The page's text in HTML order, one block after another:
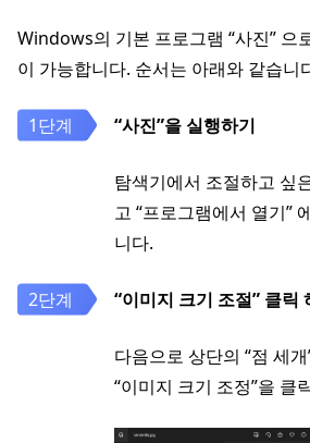
Windows의 기본 프로그램 “사진” 으
이 가능합니다. 순서는 아래와 같습니
“사진”을 실행하기
탐색기에서 조절하고 싶
고 “프로그램에서 열기”
니다.
“이미지 크기 조절” 클릭
다음으로 상단의 “점 세
“이미지 크기 조정”을 클